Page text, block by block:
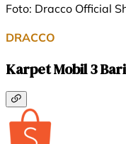
Foto: Dracco Official
DRACCO
Karpet Mobil 3